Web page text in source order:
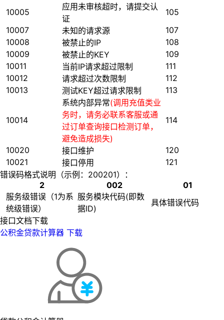
10005
应用未审核超时，请提交认
证
105
10007
未知的请求源
107
10008
被禁止的IP
108
10009
被禁止的KEY
109
10011
当前IP请求超过限制
111
10012
请求超过次数限制
112
10013
测试KEY超过请求限制 113
10014
系统内部异常(调用充值类业
务时，请务必联系客服或通
过订单查询接口检测订单，
避免造成损失)
114
10020 接口维护
120
10021
接口停用
121
错误码格式说明（示例：200201）：
2
002
01
服务级错误（1为系
统级错误）
服务模块代码(即数
据ID)
具体错误代码
接口文档下载
公积金贷款计算器 下载